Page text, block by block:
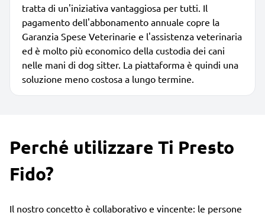
tratta di un'iniziativa vantaggiosa per tutti. Il
pagamento dell'abbonamento annuale copre la
Garanzia Spese Veterinarie e l'assistenza veterinaria
ed è molto più economico della custodia dei cani
nelle mani di dog sitter. La piattaforma è quindi una
soluzione meno costosa a lungo termine.
Perché utilizzare Ti Presto
Fido?
Il nostro concetto è collaborativo e vincente: le persone